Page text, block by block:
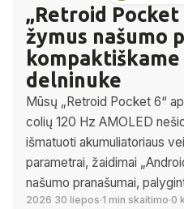
„Retroid Pocket
žymus našumo
kompaktiškame
delninuke
Mūsų „Retroid Pocket 6“
colių 120 Hz AMOLED
išmatuoti akumuliatoriaus
parametrai, žaidimai
našumo pranašumai,
2026 30 liepos·1 min skaitimo·0